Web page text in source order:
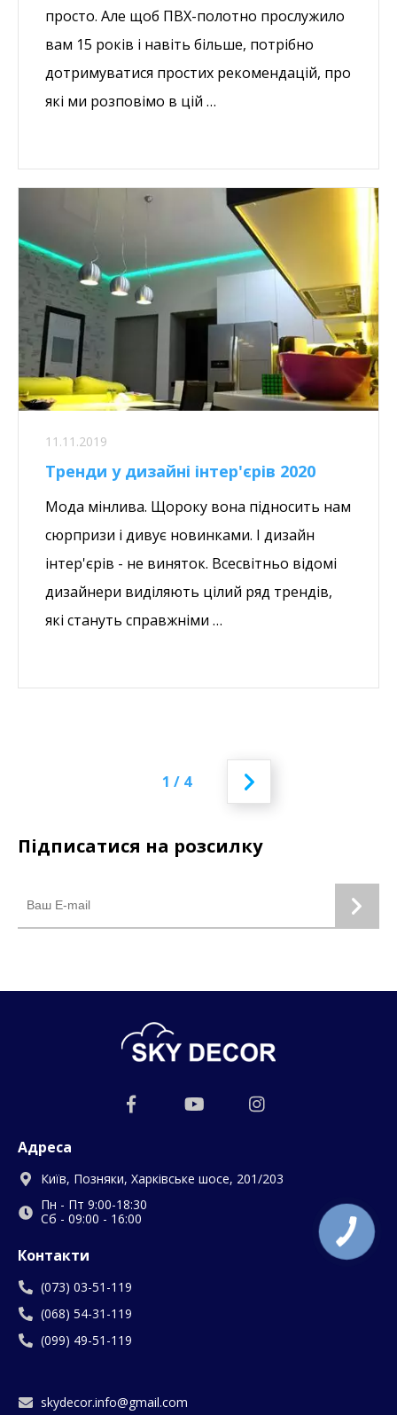
просто. Але щоб ПВХ-полотно прослужило
вам 15 років і навіть більше, потрібно
дотримуватися простих рекомендацій, про
які ми розповімо в цій …
11.11.2019
Тренди у дизайні інтер'єрів 2020
Мода мінлива. Щороку вона підносить нам
сюрпризи і дивує новинками. І дизайн
інтер'єрів - не виняток. Всесвітньо відомі
дизайнери виділяють цілий ряд трендів,
які стануть справжніми …
1 / 4
Підписатися на розсилку
Адреса
Київ, Позняки, Харківське шосе, 201/203
Пн - Пт 9:00-18:30
Сб - 09:00 - 16:00
Контакти
(073) 03-51-119
(068) 54-31-119
(099) 49-51-119
skydecor.info@gmail.com